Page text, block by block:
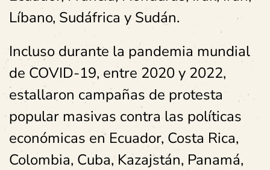
Líbano, Sudáfrica y Sudán.
Incluso durante la pandemia mundial
de COVID-19, entre 2020 y 2022,
estallaron campañas de protesta
popular masivas contra las políticas
económicas en Ecuador, Costa Rica,
Colombia, Cuba, Kazajstán, Panamá,